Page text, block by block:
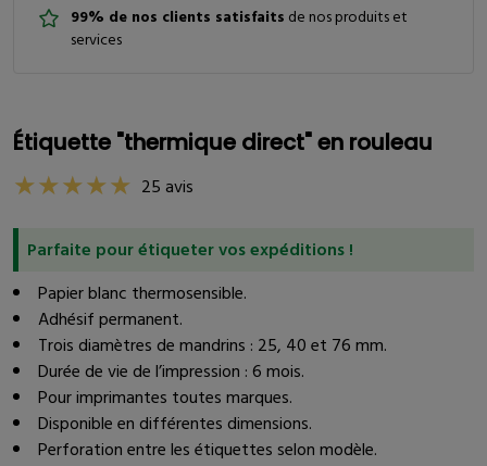
Étiquette "thermique direct" en rouleau
25 avis
Parfaite pour étiqueter vos expéditions !
Papier blanc thermosensible.
Adhésif permanent.
Trois diamètres de mandrins : 25, 40 et 76 mm.
Durée de vie de l’impression : 6 mois.
Pour imprimantes toutes marques.
Disponible en différentes dimensions.
Perforation entre les étiquettes selon modèle.
99% de nos clients satisfaits de nos produits et
services